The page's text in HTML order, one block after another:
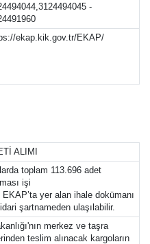
-
ekap.kik.gov.tr/EKAP/
ALIMI
toplam 113.696 adet
işi
EKAP’ta yer alan ihale dokümanı
şartnameden ulaşılabilir.
merkez ve taşra
teslim alınacak kargoların